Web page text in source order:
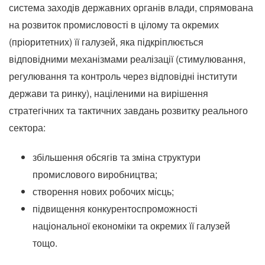
система заходів державних органів влади, спрямована
на розвиток промисловості в цілому та окремих
(пріоритетних) її галузей, яка підкріплюється
відповідними механізмами реалізації (стимулювання,
регулювання та контроль через відповідні інститути
держави та ринку), націленими на вирішення
стратегічних та тактичних завдань розвитку реального
сектора:
збільшення обсягів та зміна структури
промислового виробництва;
створення нових робочих місць;
підвищення конкурентоспроможності
національної економіки та окремих її галузей
тощо.